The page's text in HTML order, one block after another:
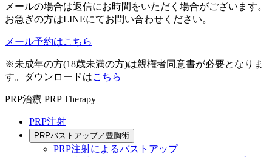
メールの場合は返信にお時間をいただく場合がございます。
お急ぎの方はLINEにてお問い合わせください。
メール予約はこちら
※未成年の方(18歳未満の方)は親権者同意書が必要となりま
す。ダウンロードはこちら
PRP治療 PRP Therapy
PRP注射
PRPバストアップ／豊胸術
PRP注射によるバストアップ